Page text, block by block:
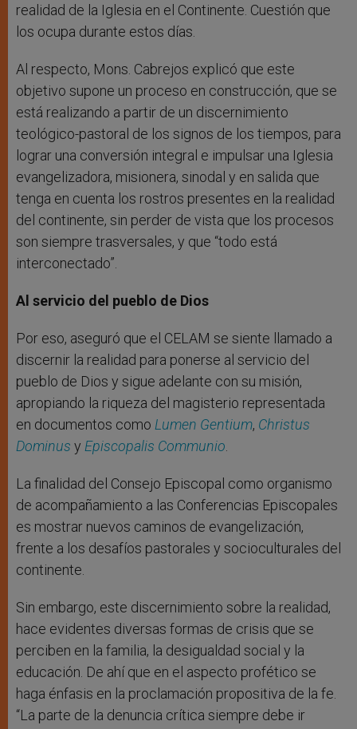
realidad de la Iglesia en el Continente. Cuestión que
los ocupa durante estos días.
Al respecto, Mons. Cabrejos explicó que este
objetivo supone un proceso en construcción, que se
está realizando a partir de un discernimiento
teológico-pastoral de los signos de los tiempos, para
lograr una conversión integral e impulsar una Iglesia
evangelizadora, misionera, sinodal y en salida que
tenga en cuenta los rostros presentes en la realidad
del continente, sin perder de vista que los procesos
son siempre trasversales, y que “todo está
interconectado”.
Al servicio del pueblo de Dios
Por eso, aseguró que el CELAM se siente llamado a
discernir la realidad para ponerse al servicio del
pueblo de Dios y sigue adelante con su misión,
apropiando la riqueza del magisterio representada
en documentos como Lumen Gentium, Christus
Dominus y Episcopalis Communio
La finalidad del Consejo Episcopal como organismo
de acompañamiento a las Conferencias Episcopales
es mostrar nuevos caminos de evangelización,
frente a los desafíos pastorales y socioculturales del
continente.
Sin embargo, este discernimiento sobre la realidad,
hace evidentes diversas formas de crisis que se
perciben en la familia, la desigualdad social y la
educación. De ahí que en el aspecto profético se
haga énfasis en la proclamación propositiva de la fe.
“La parte de la denuncia crítica siempre debe ir